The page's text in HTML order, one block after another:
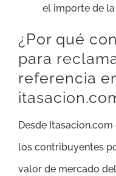
el importe de
¿Por qué
para
referencia
Desde
los contribuyentes
valor de mercado